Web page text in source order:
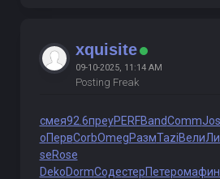
xquisite
09-10-2025, 11:14 AM
Posting Freak
смея92.6преуPERFBandComm
оПервCorbOmegРазмTaziВели
seRose
DekoDormСодестерПетерома